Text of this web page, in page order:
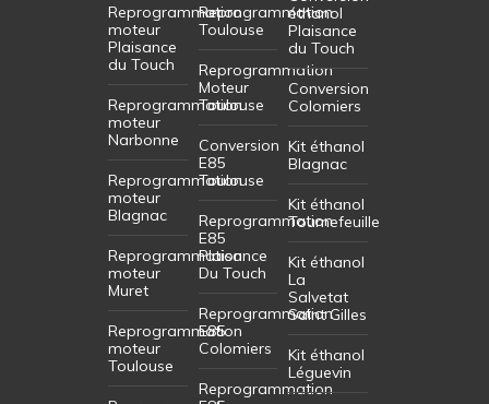
Reprogrammation
moteur
Plaisance
du Touch
Reprogrammation
moteur
Narbonne
Reprogrammation
moteur
Blagnac
Reprogrammation
moteur
Muret
Reprogrammation
moteur
Toulouse
Reprogrammation
Toulouse
Reprogrammation
Moteur
Toulouse
Conversion
E85
Toulouse
Reprogrammation
E85
Plaisance
Du Touch
Reprogrammation
E85
Colomiers
Reprogrammation
éthanol
Plaisance
du Touch
Conversion
Colomiers
Kit éthanol
Blagnac
Kit éthanol
Tournefeuille
Kit éthanol
La
Salvetat
Saint Gilles
Kit éthanol
Léguevin